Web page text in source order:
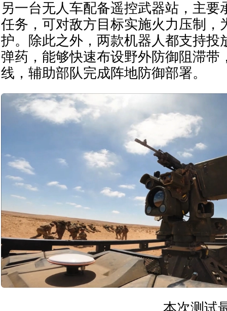
另一台无人车配备遥控武器站，主要
任务，可对敌方目标实施火力压制，
护。除此之外，两款机器人都支持投
弹药，能够快速布设野外防御阻滞带
线，辅助部队完成阵地防御部署。
本次测试